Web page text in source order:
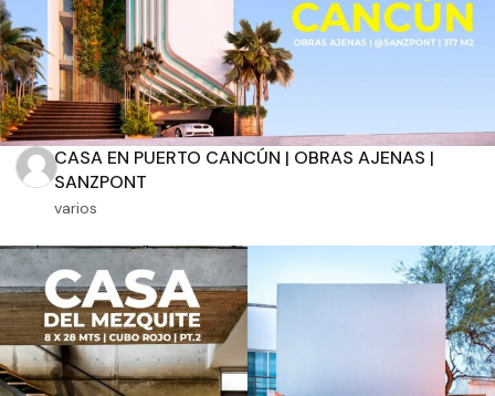
CASA EN PUERTO CANCÚN | OBRAS AJENAS |
SANZPONT
varios